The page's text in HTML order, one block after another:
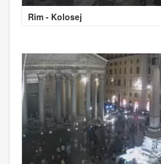
Rim - Kolosej